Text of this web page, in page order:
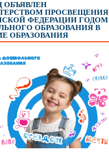
ОБЪЯВЛЕН
ПРОСВЕЩЕНИЯ
ФЕДЕРАЦИИ ГОДОМ
ОБРАЗОВАНИЯ В
ОБРАЗОВАНИЯ